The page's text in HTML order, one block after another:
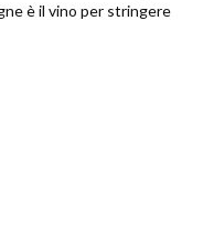
è il vino per stringere